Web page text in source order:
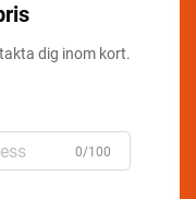
dig inom kort.
0/100